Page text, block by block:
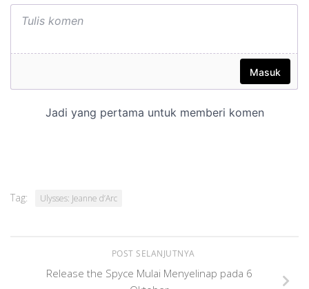
Tag: Ulysses: Jeanne d’Arc
POST SELANJUTNYA
Release the Spyce Mulai Menyelinap pada 6